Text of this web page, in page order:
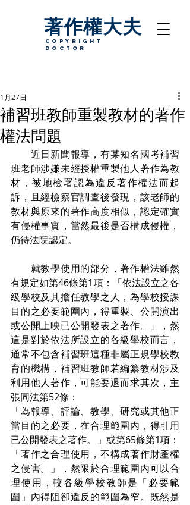
著作權大夫
copyright
Doctor
補習班教師重製教材的著作
權法問題
1月27日
近日新聞報導，有某知名國考補習
班老師涉嫌未經授權重製他人著作為教
材，被地檢署認為違反著作權法而起
訴，且經檢察官調查後發現，該老師的
教材與原來的著作高度相似，認定確實
有侵權事實，當然最後是否構成侵權，
仍待法院認定。
就教學使用的部分，著作權法雖然
有規定如第46條第1項：「依法設立之各
級學校及其擔任教學之人，為學校授課
目的之必要範圍內，得重製、公開演出
或公開上映已公開發表之著作。」，然
這是對於依法所設立的各級學校而言，
通常不包含補習班這種非屬正規學校教
育的機構，補習班教師若編纂教材涉及
利用他人著作，可能要退而求其次，主
張同法第52條：
「為報導、評論、教學、研究或其他正
當目的之必要，在合理範圍內，得引用
已公開發表之著作。」或第65條第1項：
「著作之合理使用，不構成著作財產權
之侵害。」，然限於合理範圍內可以合
理使用，較各級學校教師是「必要範
圍」內得阻卻違反的範圍為窄。既然是